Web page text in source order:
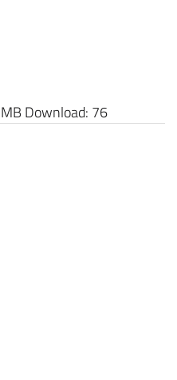
Download: 76